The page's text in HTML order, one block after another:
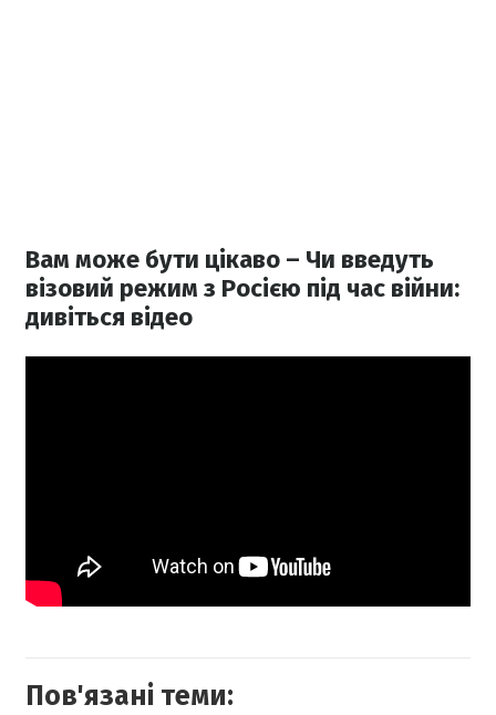
Вам може бути цікаво – Чи введуть
візовий режим з Росією під час війни:
дивіться відео
Пов'язані теми: